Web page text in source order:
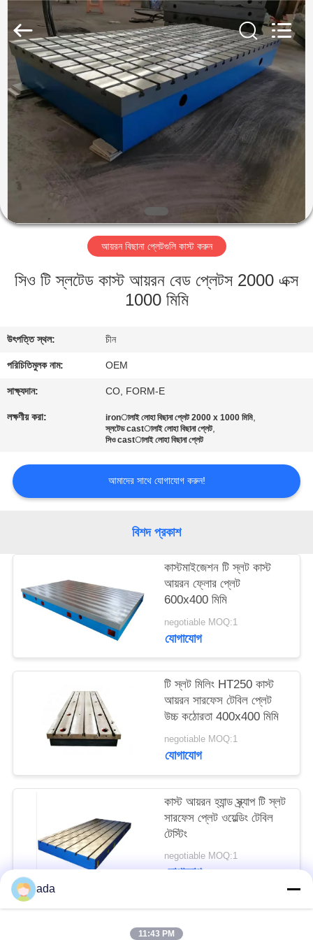
বাড়ি
পণ্য
আমাদের
সম্পর্কে
কারখানা
যোগাযোগ
করুন
উদ্ধৃতির
জন্য
ম্যাপ
POLICY
Trading
Co.,
Ltd.
Rights
Reserved.
আয়রন বিছানা প্লেটগুলি কাস্ট করুন
সিও টি স্লটেড কাস্ট আয়রন বেড প্লেটস 2000 এক্স
1000 মিমি
উৎপত্তি স্থল: চীন
পরিচিতিমুলক নাম: OEM
সাক্ষ্যদান: CO, FORM-E
লক্ষণীয় করা: ironালাই লোহা বিছানা প্লেট 2000 x 1000 মিমি,
স্লটেড castালাই লোহা বিছানা প্লেট,
সিও castালাই লোহা বিছানা প্লেট
আমাদের সাথে যোগাযোগ করুন!
বিশদ প্রকাশ
কাস্টমাইজেশন টি স্লট কাস্ট
আয়রন ফ্লোর প্লেট
600x400 মিমি
negotiable MOQ:1
যোগাযোগ
টি স্লট মিলিং HT250 কাস্ট
আয়রন সারফেস টেবিল প্লেট
উচ্চ কঠোরতা 400x400 মিমি
negotiable MOQ:1
যোগাযোগ
কাস্ট আয়রন হ্যান্ড স্ক্র্যাপ টি স্লট
সারফেস প্লেট ওয়েল্ডিং টেবিল
টেস্টিং
negotiable MOQ:1
যোগাযোগ
ada
11:43 PM